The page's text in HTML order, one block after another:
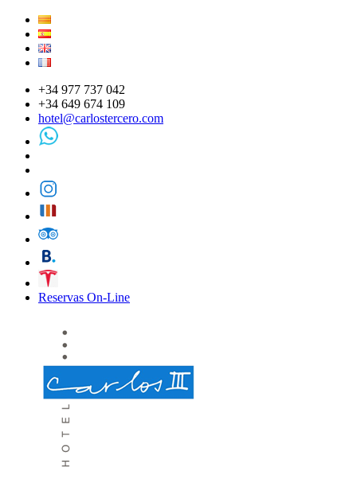
+34 977 737 042
+34 649 674 109
hotel@carlostercero.com
Reservas On-Line